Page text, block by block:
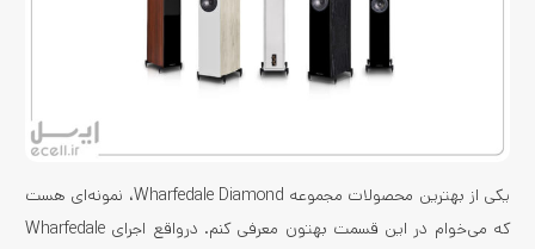
یکی از بهترین محصولات مجموعه Wharfedale Diamond، نمونه‌ای هست
که می‌خوام در این قسمت بهتون معرفی کنم. درواقع اجرای Wharfedale